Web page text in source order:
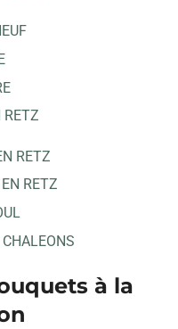
RETZ
RETZ
RETZ
à la